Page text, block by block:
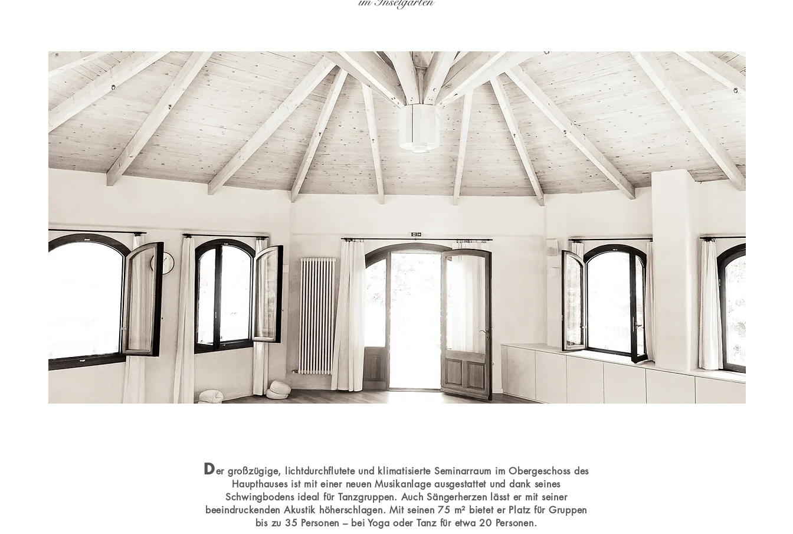
Der großzügige, lichtdurchflutete und klimatisierte Seminarraum im Obergeschoss des
Haupthauses ist mit einer neuen Musikanlage ausgestattet und dank seines
Schwingbodens ideal für Tanzgruppen. Auch Sängerherzen lässt er mit seiner
beeindruckenden Akustik höherschlagen. Mit seinen 75 m² bietet er Platz für Gruppen
bis zu 35 Personen – bei Yoga oder Tanz für etwa 20 Personen.